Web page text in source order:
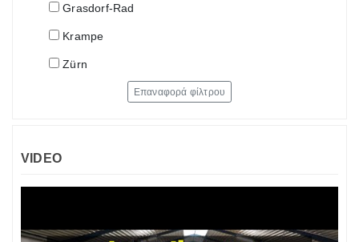
Grasdorf-Rad
Krampe
Zürn
Επαναφορά φίλτρου
VIDEO